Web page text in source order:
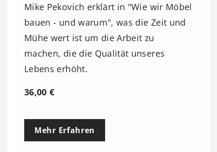
Mike Pekovich erklärt in "Wie wir Möbel
bauen - und warum", was die Zeit und
Mühe wert ist um die Arbeit zu
machen, die die Qualität unseres
Lebens erhöht.
36,00€
Mehr Erfahren